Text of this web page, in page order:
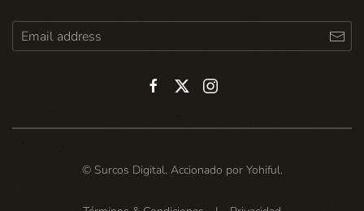
© Surcos Digital. Accionado por Yohiful.